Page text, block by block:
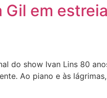
em
do show Ivan Lins 80
Ao piano e às